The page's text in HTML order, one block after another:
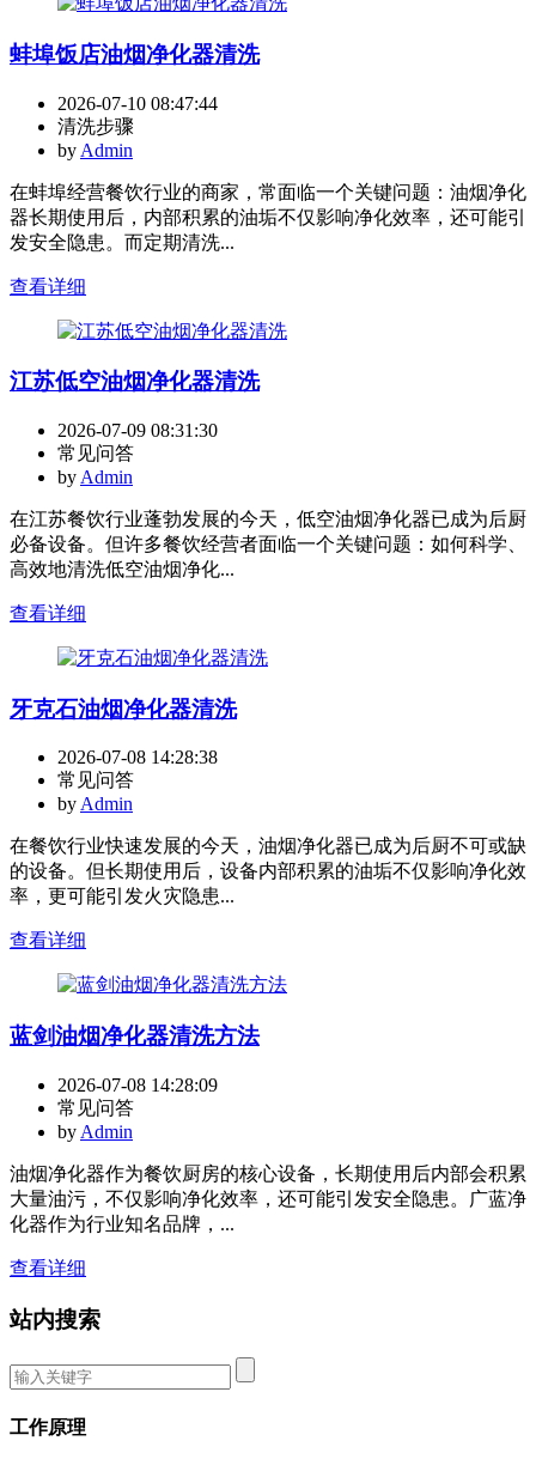
蚌埠饭店油烟净化器清洗
2026-07-10 08:47:44
清洗步骤
by Admin
在蚌埠经营餐饮行业的商家，常面临一个关键问题：油烟净化
器长期使用后，内部积累的油垢不仅影响净化效率，还可能引
发安全隐患。而定期清洗...
查看详细
江苏低空油烟净化器清洗
2026-07-09 08:31:30
常见问答
by Admin
在江苏餐饮行业蓬勃发展的今天，低空油烟净化器已成为后厨
必备设备。但许多餐饮经营者面临一个关键问题：如何科学、
高效地清洗低空油烟净化...
查看详细
牙克石油烟净化器清洗
2026-07-08 14:28:38
常见问答
byAdmin
在餐饮行业快速发展的今天，油烟净化器已成为后厨不可或缺
的设备。但长期使用后，设备内部积累的油垢不仅影响净化效
率，更可能引发火灾隐患...
查看详细
蓝剑油烟净化器清洗方法
2026-07-08 14:28:09
常见问答
by Admin
油烟净化器作为餐饮厨房的核心设备，长期使用后内部会积累
大量油污，不仅影响净化效率，还可能引发安全隐患。广蓝净
化器作为行业知名品牌，...
查看详细
站内搜索
工作原理